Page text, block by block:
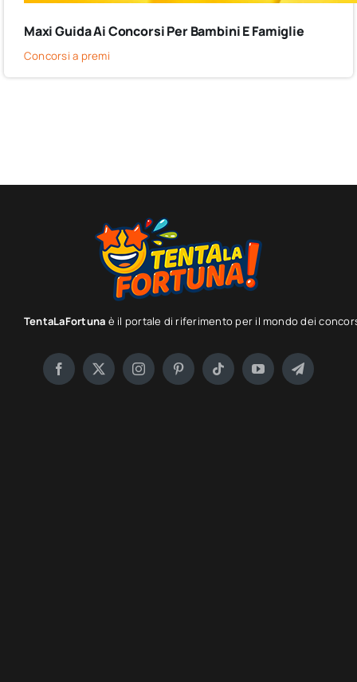
Maxi Guida Ai Concorsi Per Bambini E Famiglie
Concorsi a premi
TentaLaFortuna è il portale di riferimento per il mondo dei